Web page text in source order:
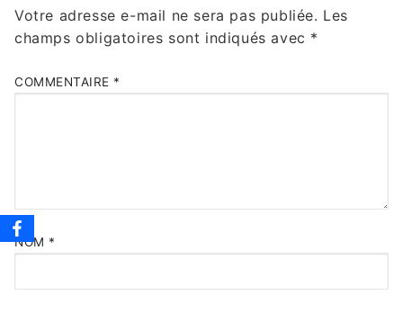
Votre adresse e-mail ne sera pas publiée. Les
champs obligatoires sont indiqués avec *
COMMENTAIRE *
NOM *